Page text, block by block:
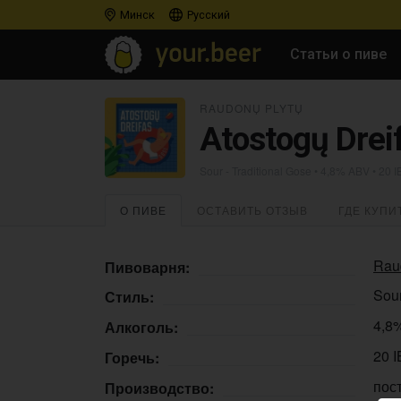
Минск Русский
Статьи о пиве
Atostogų
О ПИВЕ
Пивоварня:
Стиль:
Алкоголь:
Горечь:
20
Производство: